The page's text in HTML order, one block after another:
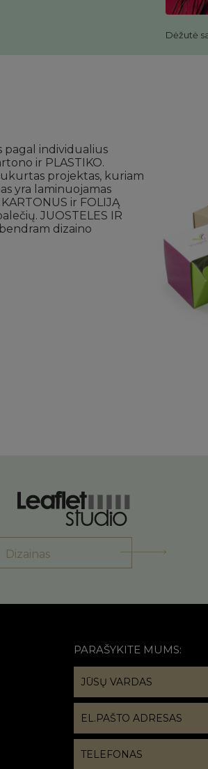
Dėžutė
pagal individualius
ir PLASTIKO.
projektas, kuriam
yra laminuojamas
ir FOLIJĄ
JUOSTELES IR
dizaino
Dizainas
PARAŠYKITE MUMS: